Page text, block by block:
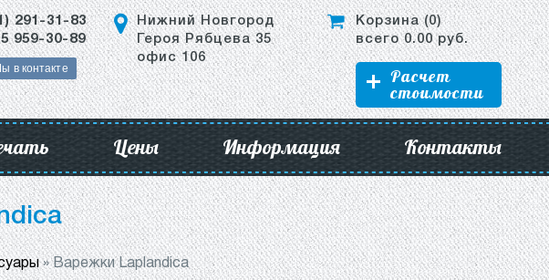
291-31-83
959-30-89
в контакте
Нижний Новгород
Героя Рябцева 35
офис 106
Корзина (0)
всего0.00руб.
Расчет
стоимости
Цены Информация Контакты
»Варежки Laplandica